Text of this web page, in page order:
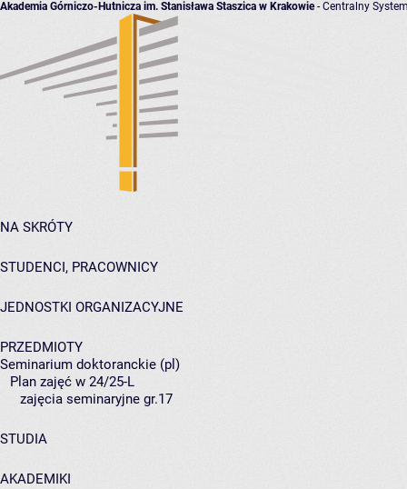
Akademia Górniczo-Hutnicza im. Stanisława Staszica w Krakowie- Centralny
NA SKRÓTY
STUDENCI, PRACOWNICY
JEDNOSTKI ORGANIZACYJNE
PRZEDMIOTY
Seminarium doktoranckie (pl)
Plan zajęć w 24/25-L
zajęcia seminaryjne gr.17
STUDIA
AKADEMIKI